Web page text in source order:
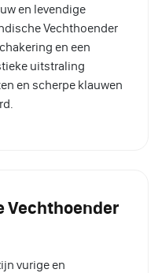
en levendige
Vechthoender
en een
uitstraling
en scherpe klauwen
Vechthoender
vurige en